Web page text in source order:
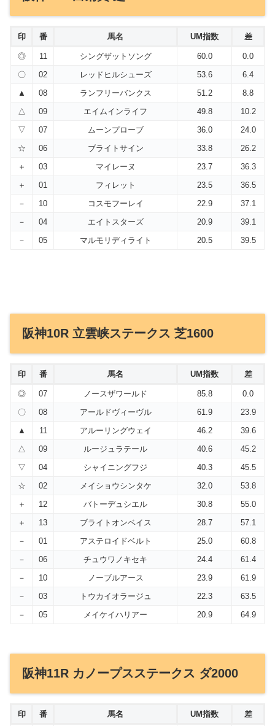
印 番 馬名 UM指数 差
◎ 11 シングザットソング 60.0
0.0
〇
02 レッドヒルシューズ 53.6
6.4
▲
08 ランフリーバンクス 51.2
8.8
△
09 エイムインライフ 49.8
10.2
▽
07 ムーンプローブ 36.0
24.0
☆
06 ブライトサイン 33.8
26.2
＋
03 マイレーヌ 23.7
36.3
＋
01 フィレット 23.5
36.5
－
10 コスモフーレイ 22.9
37.1
－
04 エイトスターズ 20.9
39.1
－
05 マルモリディライト 20.5 39.5
阪神10R 立雲峡ステークス 芝1600
印 番 馬名 UM指数 差
◎ 07 ノースザワールド 85.8
0.0
〇
08 アールドヴィーヴル 61.9
23.9
▲
11 アルーリングウェイ 46.2
39.6
△
09 ルージュラテール 40.6
45.2
▽
04 シャイニングフジ 40.3
45.5
☆
02 メイショウシンタケ 32.0
53.8
＋
12 バトーデュシエル 30.8
55.0
＋
13 ブライトオンベイス 28.7
57.1
－
01 アステロイドベルト 25.0
60.8
－
06 チュウワノキセキ 24.4
61.4
－
10 ノーブルアース 23.9
61.9
－
03 トウカイオラージュ 22.3
63.5
－
05 メイケイハリアー 20.9 64.9
阪神11R カノープスステークス ダ2000
印 番 馬名 UM指数 差